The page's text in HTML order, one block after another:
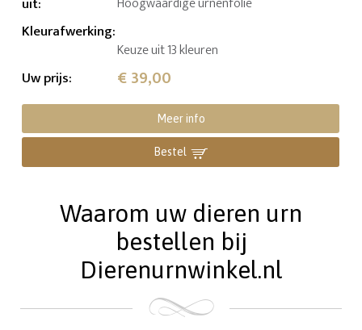
Kleurafwerking:
Keuze uit 13 kleuren
Uw prijs: € 39,00
Meer info
Bestel
Waarom uw dieren urn
bestellen bij
Dierenurnwinkel.nl